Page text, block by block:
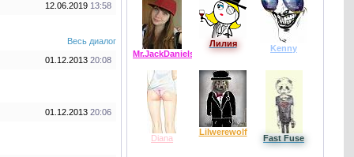
12.06.2019 13:58
Весь диалог
01.12.2013 20:08
01.12.2013 20:06
Mr.JackDaniels
Лилия Kenny
Diana
Lilwerewolf
Fast Fuse